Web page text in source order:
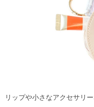
リップや小さなアクセサリ